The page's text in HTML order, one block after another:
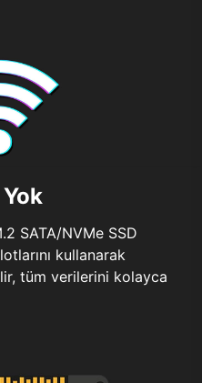
SATA/NVMe SSD
kullanarak
tüm verilerini kolayca